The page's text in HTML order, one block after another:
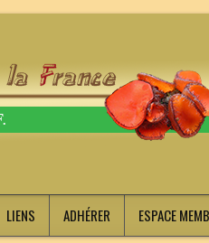
LIENS ADHÉRER ESPACE